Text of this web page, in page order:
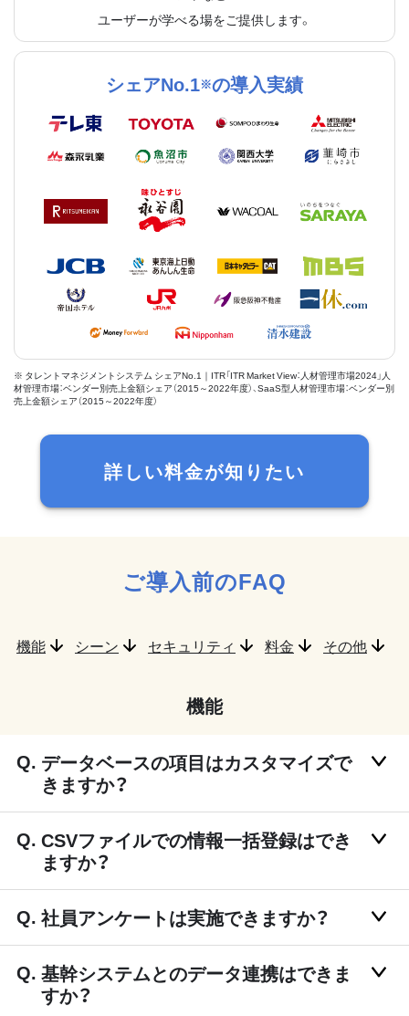
ユーザーが学べる場をご提供します。
シェアNo.1※の導入実績
※ タレントマネジメントシステム シェアNo.1｜ITR「ITR Market View：人材管理市場2024」人
材管理市場：ベンダー別売上金額シェア（2015～2022年度）、SaaS型人材管理市場：ベンダー別
売上金額シェア（2015～2022年度）
詳しい料金が知りたい
ご導入前のFAQ
機能 シーン セキュリティ 料金 その他
機能
データベースの項目はカスタマイズで
きますか？
CSVファイルでの情報一括登録はでき
ますか？
社員アンケートは実施できますか？
基幹システムとのデータ連携はできま
すか？